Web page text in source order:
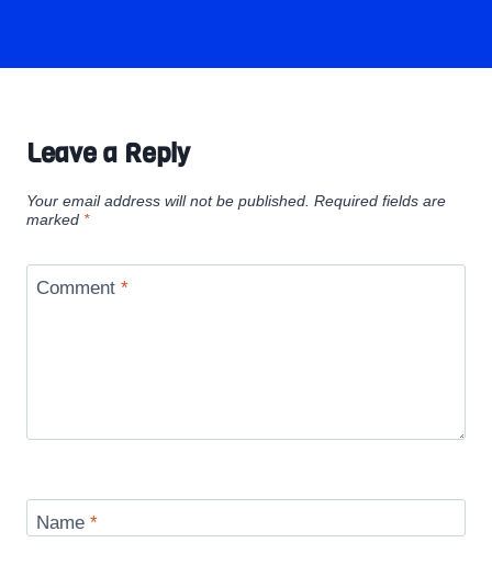
Leave a Reply
Your email address will not be published. Required fields are
marked *
Comment *
Name *